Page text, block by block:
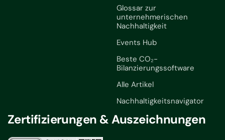
Glossar zur
unternehmerischen
Nachhaltigkeit
Events Hub
Beste CO₂-
Bilanzierungssoftware
Alle Artikel
Nachhaltigkeitsnavigator
Zertifizierungen & Auszeichnungen